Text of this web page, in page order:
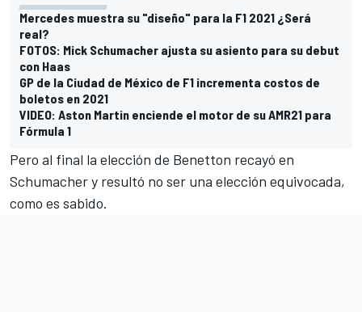
Mercedes muestra su "diseño" para la F1 2021 ¿Será
real?
FOTOS: Mick Schumacher ajusta su asiento para su debut
con Haas
GP de la Ciudad de México de F1 incrementa costos de
boletos en 2021
VIDEO: Aston Martin enciende el motor de su AMR21 para
Fórmula 1
Pero al final la elección de Benetton recayó en
Schumacher y resultó no ser una elección equivocada,
como es sabido.